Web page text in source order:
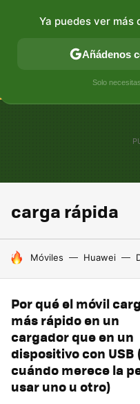
CONECTIVIDAD MÓVIL
carga rápida
HOY SE HABLA DE
Móviles Huawei
Por qué el móvil
más rápido en un
cargador que en un
dispositivo con USB
cuándo merece la
usar uno u otro)
Ya puedes ver más
Añádenos
Solo